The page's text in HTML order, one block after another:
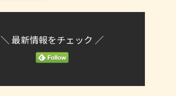
＼ 最新情報をチェック ／